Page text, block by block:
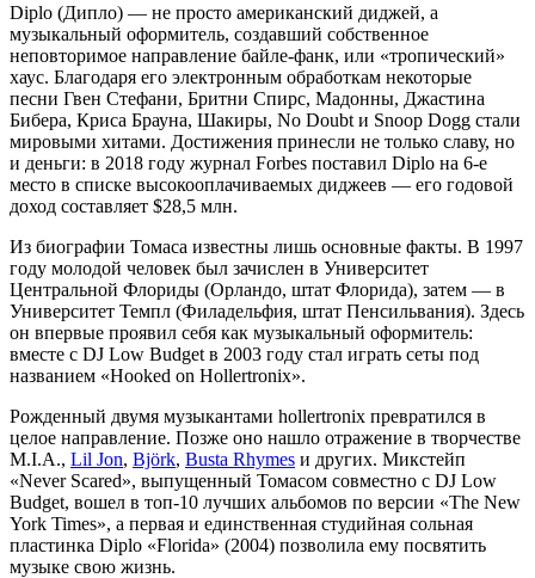
Diplo (Дипло) — не просто американский диджей, а
музыкальный оформитель, создавший собственное
неповторимое направление байле-фанк, или «тропический»
хаус. Благодаря его электронным обработкам некоторые
песни Гвен Стефани, Бритни Спирс, Мадонны, Джастина
Бибера, Криса Брауна, Шакиры, No Doubt и Snoop Dogg стали
мировыми хитами. Достижения принесли не только славу, но
и деньги: в 2018 году журнал Forbes поставил Diplo на 6-е
место в списке высокооплачиваемых диджеев — его годовой
доход составляет $28,5 млн.
Из биографии Томаса известны лишь основные факты. В 1997
году молодой человек был зачислен в Университет
Центральной Флориды (Орландо, штат Флорида), затем — в
Университет Темпл (Филадельфия, штат Пенсильвания). Здесь
он впервые проявил себя как музыкальный оформитель:
вместе с DJ Low Budget в 2003 году стал играть сеты под
названием «Hooked on Hollertronix».
Рожденный двумя музыкантами hollertronix превратился в
целое направление. Позже оно нашло отражение в творчестве
M.I.A., Lil Jon, Björk, Busta Rhymes и других. Микстейп
«Never Scared», выпущенный Томасом совместно с DJ Low
Budget, вошел в топ-10 лучших альбомов по версии «The New
York Times», а первая и единственная студийная сольная
пластинка Diplo «Florida» (2004) позволила ему посвятить
музыке свою жизнь.